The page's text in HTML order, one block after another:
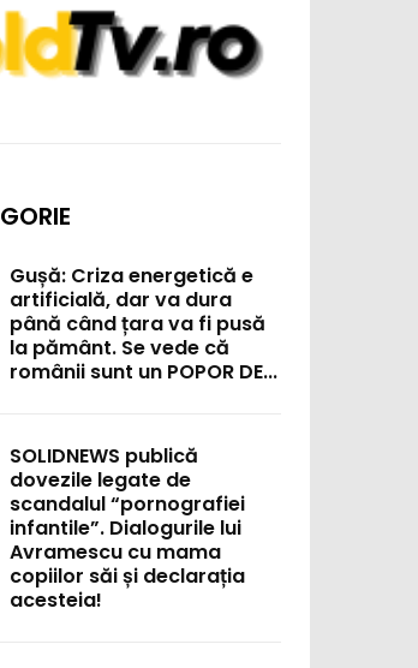
Gușă: Criza energetică e
artificială, dar va dura
până când țara va fi pusă
la pământ. Se vede că
românii sunt un POPOR DE...
SOLIDNEWS publică
dovezile legate de
scandalul “pornografiei
infantile”. Dialogurile lui
Avramescu cu mama
copiilor săi și declarația
acesteia!